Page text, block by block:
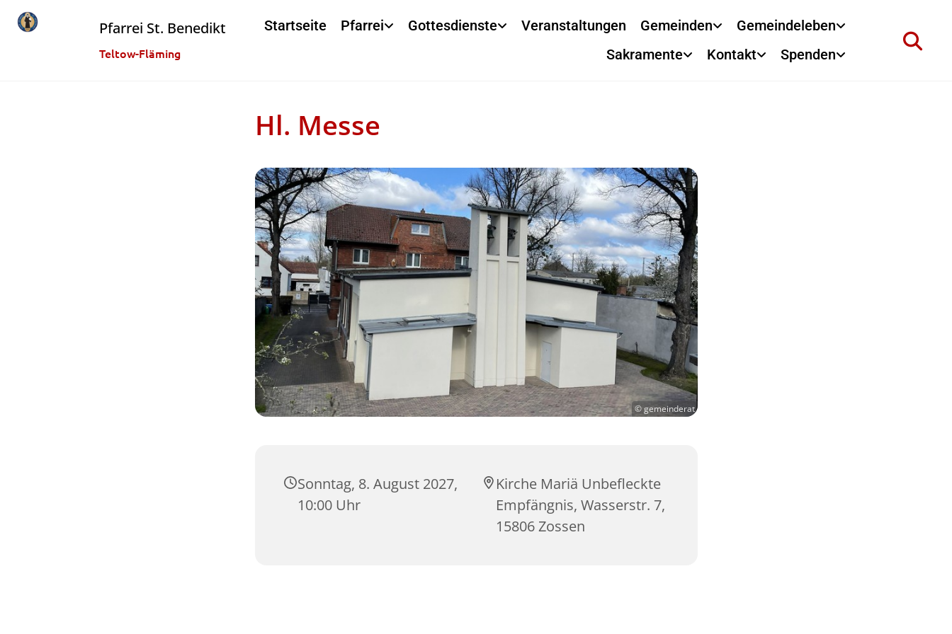
Pfarrei St. Benedikt
Teltow-Fläming
Startseite Pfarrei Gottesdienste Veranstaltungen Gemeinden
Gemeindeleben
Sakramente
Kontakt Spenden
Hl. Messe
© gemeinderat
Sonntag, 8. August 2027,
10:00 Uhr
Kirche Mariä Unbefleckte
Empfängnis, Wasserstr. 7,
15806 Zossen